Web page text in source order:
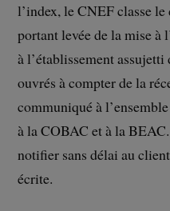
l’index, le CNEF classe le
portant levée de la mise à
à l’établissement
ouvrés à compter de la
communiqué à
à la COBAC et à la
notifier sans délai au
écrite.